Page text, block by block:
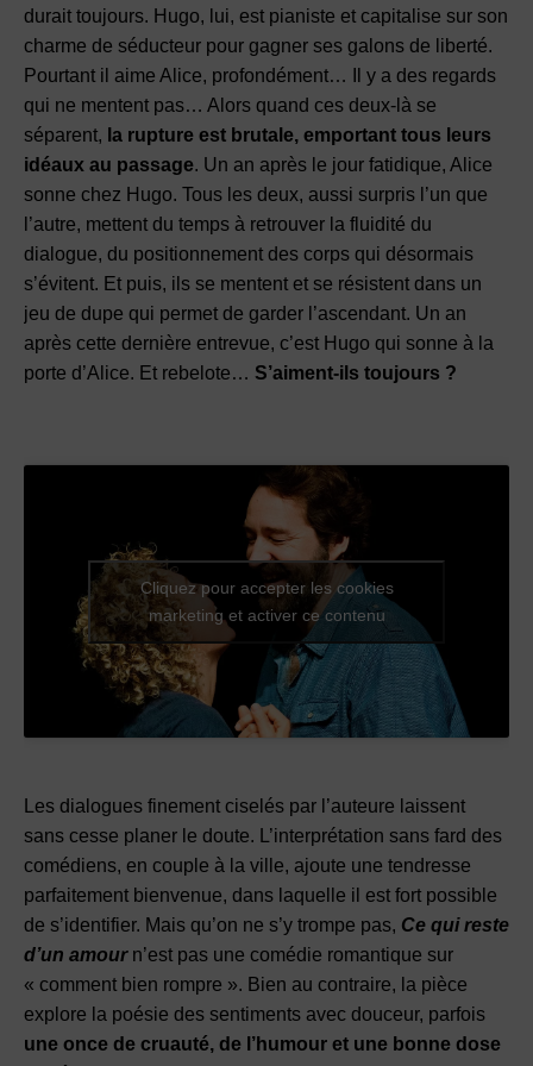
durait toujours. Hugo, lui, est pianiste et capitalise sur son
charme de séducteur pour gagner ses galons de liberté.
Pourtant il aime Alice, profondément… Il y a des regards
qui ne mentent pas… Alors quand ces deux-là se
séparent, la rupture est brutale, emportant tous leurs
idéaux au passage. Un an après le jour fatidique, Alice
sonne chez Hugo. Tous les deux, aussi surpris l’un que
l’autre, mettent du temps à retrouver la fluidité du
dialogue, du positionnement des corps qui désormais
s’évitent. Et puis, ils se mentent et se résistent dans un
jeu de dupe qui permet de garder l’ascendant. Un an
après cette dernière entrevue, c’est Hugo qui sonne à la
porte d’Alice. Et rebelote… S’aiment-ils toujours ?
Cliquez pour accepter les cookies
marketing et activer ce contenu
Les dialogues finement ciselés par l’auteure laissent
sans cesse planer le doute. L’interprétation sans fard des
comédiens, en couple à la ville, ajoute une tendresse
parfaitement bienvenue, dans laquelle il est fort possible
de s’identifier. Mais qu’on ne s’y trompe pas, Ce qui reste
d’un amourn’est pas une comédie romantique sur
« comment bien rompre ». Bien au contraire, la pièce
explore la poésie des sentiments avec douceur, parfois
une once de cruauté, de l’humour et une bonne dose